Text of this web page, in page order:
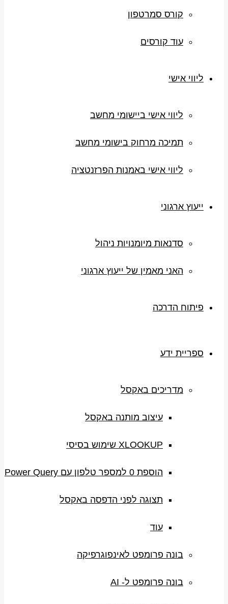
קורס סמרטפון
עוד קורסים
ליווי אישי
ליווי אישי ביישומי מחשב
תמיכה מרחוק בישומי מחשב
ליווי אישי באמנות הפרזנטציה
ייעוץ ארגוני
סדנאות מיומנויות ניהול
האני מאמין של ייעוץ ארגוני
פיתוח הדרכה
ספריית ידע
מדריכים באקסל
עיצוב מותנה באקסל
XLOOKUP שימוש בסיסי
הוספת 0 למספר טלפון עם Power Query
תצוגה לפני הדפסה באקסל
עוד
בונה פרומפט לאינפוגרפיקה
בונה פרומפט ל- AI